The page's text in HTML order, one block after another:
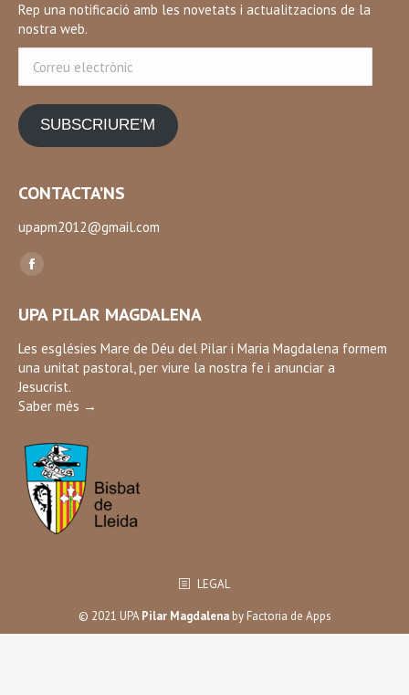
Rep una notificació amb les novetats i actualitzacions de la
nostra web.
electrònic
SUBSCRIURE'M
CONTACTA’NS
upapm2012@gmail.com
Find us on:
Facebook
opens
in
new
window
UPA PILAR MAGDALENA
Les esglésies Mare de Déu del Pilar i Maria Magdalena formem
una unitat pastoral, per viure la nostra fe i anunciar a
Jesucrist.
Saber més →
LEGAL
© 2021 UPAPilar Magdalenaby Factoria de Apps